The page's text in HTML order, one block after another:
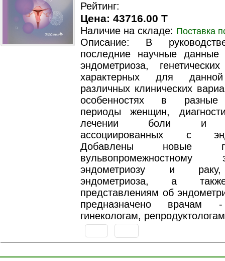
Рейтинг:
Цена: 43716.00 T
Наличие на складе: Поставка
Описание: В
последние научные данные
эндометриоза,
характерных для
различных клинических
особенностях в разные
периоды женщин,
лечении боли и
ассоциированных с
Добавлены новые
вульвопромежностному
эндометриозу и
эндометриоза, а
представлениям об
предназначено врачам
гинекологам,